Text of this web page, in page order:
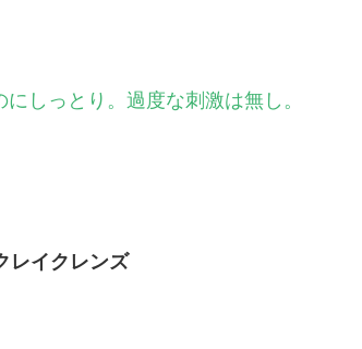
しっとり。過度な刺激は無し。
レイクレンズ